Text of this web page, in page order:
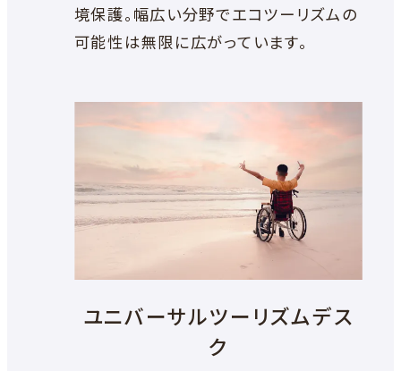
境保護。幅広い分野でエコツーリズムの
可能性は無限に広がっています。
ユニバーサルツーリズムデス
ク